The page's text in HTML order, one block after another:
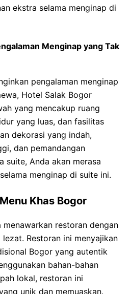
ekstra selama menginap di
Menginap yang Tak
pengalaman menginap
Hotel Salak Bogor
yang mencakup ruang
yang luas, dan fasilitas
dekorasi yang indah,
dan pemandangan
suite, Anda akan merasa
menginap di suite ini.
Khas Bogor
restoran dengan
Restoran ini menyajikan
Bogor yang autentik
bahan-bahan
lokal, restoran ini
unik dan memuaskan.